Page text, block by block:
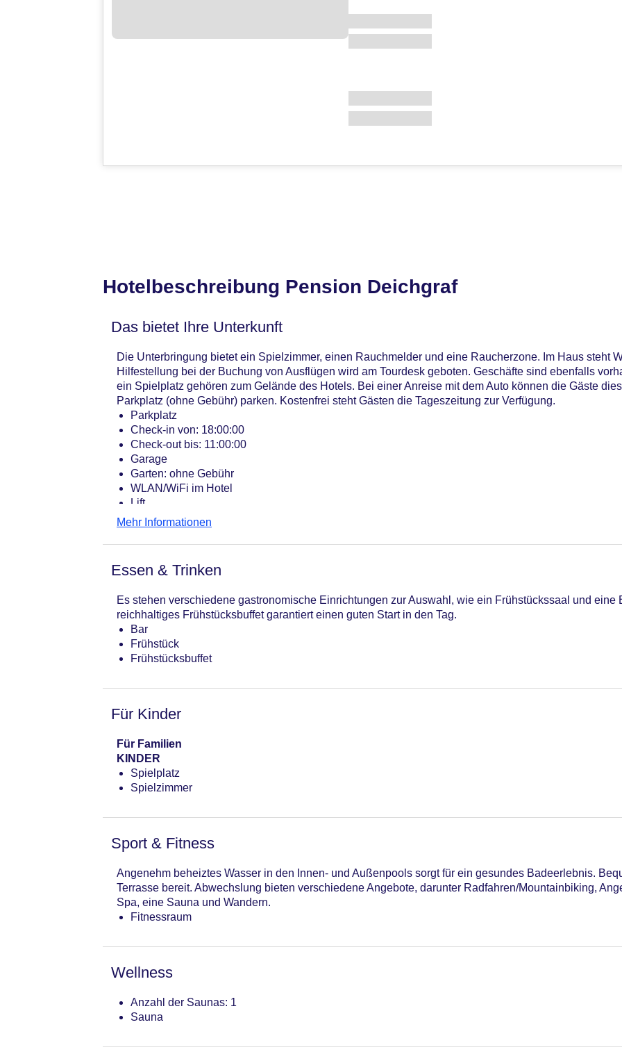
Hotelbeschreibung Pension Deichgraf
Das bietet Ihre Unterkunft
Die Unterbringung bietet ein Spielzimmer, einen Rauchmelder und eine Raucherzone. Im Haus steht
Hilfestellung bei der Buchung von Ausflügen wird am Tourdesk geboten. Geschäfte sind ebenfalls
ein Spielplatz gehören zum Gelände des Hotels. Bei einer Anreise mit dem Auto können die Gäste
Parkplatz (ohne Gebühr) parken. Kostenfrei steht Gästen die Tageszeitung zur Verfügung.
Parkplatz
Check-in von: 18:00:00
Check-out bis: 11:00:00
Garage
Garten: ohne Gebühr
WLAN/WiFi im Hotel
Lift
Anzahl der Aufzüge: 1
Sonnenterrasse
Pools:Beheizter Außenpool, Indoor Pool, Outdoor Pool, Liegen am Pool
Mehr Informationen
Essen & Trinken
Es stehen verschiedene gastronomische Einrichtungen zur Auswahl, wie ein Frühstückssaal und eine
reichhaltiges Frühstücksbuffet garantiert einen guten Start in den Tag.
Bar
Frühstück
Frühstücksbuffet
Für Kinder
Für Familien
KINDER
Spielplatz
Spielzimmer
Sport & Fitness
Angenehm beheiztes Wasser in den Innen- und Außenpools sorgt für ein gesundes Badeerlebnis.
Terrasse bereit. Abwechslung bieten verschiedene Angebote, darunter Radfahren/Mountainbiking,
Spa, eine Sauna und Wandern.
Fitnessraum
Wellness
Anzahl der Saunas: 1
Sauna